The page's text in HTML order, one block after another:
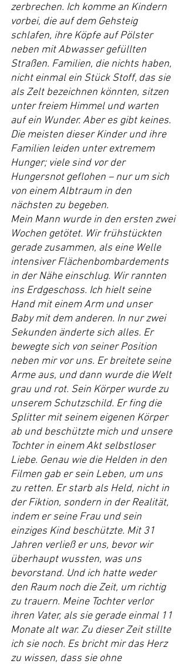
zerbrechen. Ich komme an Kindern
vorbei, die auf dem Gehsteig
schlafen, ihre Köpfe auf Pölster
neben mit Abwasser gefüllten
Straßen. Familien, die nichts haben,
nicht einmal ein Stück Stoff, das sie
als Zelt bezeichnen könnten, sitzen
unter freiem Himmel und warten
auf ein Wunder. Aber es gibt keines.
Die meisten dieser Kinder und ihre
Familien leiden unter extremem
Hunger; viele sind vor der
Hungersnot geflohen – nur um sich
von einem Albtraum in den
nächsten zu begeben.
Mein Mann wurde in den ersten zwei
Wochen getötet. Wir frühstückten
gerade zusammen, als eine Welle
intensiver Flächenbombardements
in der Nähe einschlug. Wir rannten
ins Erdgeschoss. Ich hielt seine
Hand mit einem Arm und unser
Baby mit dem anderen. In nur zwei
Sekunden änderte sich alles. Er
bewegte sich von seiner Position
neben mir vor uns. Er breitete seine
Arme aus, und dann wurde die Welt
grau und rot. Sein Körper wurde zu
unserem Schutzschild. Er fing die
Splitter mit seinem eigenen Körper
ab und beschützte mich und unsere
Tochter in einem Akt selbstloser
Liebe. Genau wie die Helden in den
Filmen gab er sein Leben, um uns
zu retten. Er starb als Held, nicht in
der Fiktion, sondern in der Realität,
indem er seine Frau und sein
einziges Kind beschützte. Mit 31
Jahren verließ er uns, bevor wir
überhaupt wussten, was uns
bevorstand. Und ich hatte weder
den Raum noch die Zeit, um richtig
zu trauern. Meine Tochter verlor
ihren Vater, als sie gerade einmal 11
Monate alt war. Zu dieser Zeit stillte
ich sie noch. Es bricht mir das Herz
zu wissen, dass sie ohne